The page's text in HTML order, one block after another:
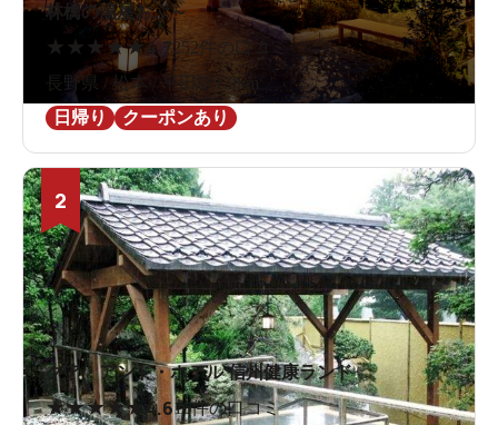
林檎の湯屋おぶ～
★ ★ ★★★4.7252件の口コミ
長野県 / 松本 / 平田駅1.9km
日帰り
クーポンあり
2
クア・アンド・ホテル 信州健康ランド
★★★★★4.616件の口コミ